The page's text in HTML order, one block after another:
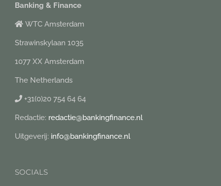
Banking & Finance
WTC Amsterdam
Strawinskylaan 1035
1077 XX Amsterdam
The Netherlands
+31(0)20 754 64 64
Redactie: redactie@bankingfinance.nl
Uitgeverij: info@bankingfinance.nl
SOCIALS